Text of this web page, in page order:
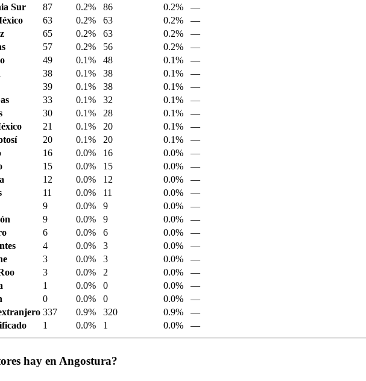
Sur
87 0.2% 86 0.2%
—
63 0.2% 63 0.2%
—
65 0.2% 63 0.2%
—
57 0.2% 56 0.2%
—
49 0.1% 48 0.1%
—
38 0.1% 38 0.1%
—
39 0.1% 38 0.1%
—
33 0.1% 32 0.1%
—
30 0.1% 28 0.1%
—
21 0.1% 20 0.1%
—
20 0.1% 20 0.1%
—
16 0.0% 16 0.0%
—
15 0.0% 15 0.0%
—
12 0.0% 12 0.0%
—
11 0.0% 11 0.0%
—
9 0.0% 9 0.0%
—
9 0.0% 9 0.0%
—
6 0.0% 6 0.0%
—
4 0.0% 3 0.0%
—
3 0.0% 3 0.0%
—
3 0.0% 2 0.0%
—
1 0.0% 0 0.0%
—
0 0.0% 0 0.0%
—
337 0.9% 320 0.9%
—
1 0.0% 1 0.0% —
hay en Angostura?